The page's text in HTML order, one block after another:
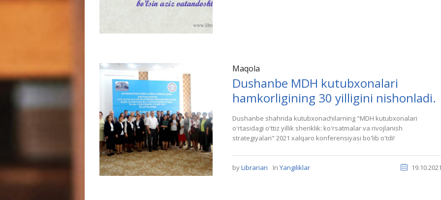
Maqola
Dushanbe MDH kutubxonalari
hamkorligining 30 yilligini nishonladi.
Dushanbe shahrida kutubxonachilarning "MDH kutubxonalari
o'rtasidagi o'ttiz yillik sheriklik: ko'rsatmalar va rivojlanish
strategiyalari" 2021 xalqaro konferensiyasi bo'lib o'tdi!
byLibrarian In Yangiliklar